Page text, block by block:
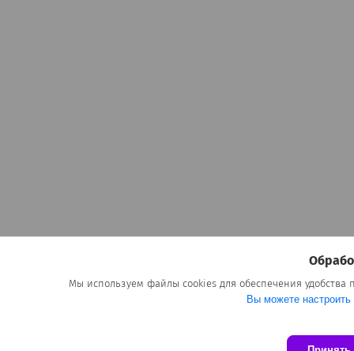
Мы используем файлы cookies для обеспечения
Вы можете